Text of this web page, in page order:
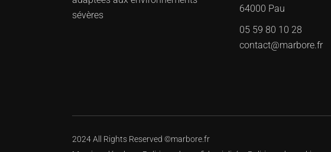
sévères
64000 Pau
05 59 80 10 28
contact@marbore.fr
2024 All Rights Reserved ©marbore.fr